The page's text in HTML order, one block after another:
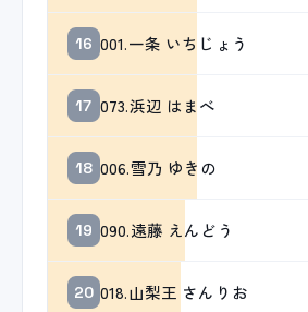
16 001.一条 いちじょう
17 073.浜辺 はまべ
18 006.雪乃 ゆきの
19 090.遠藤 えんどう
20 018.山梨王 さんりお